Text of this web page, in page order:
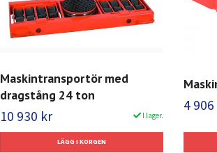
Maskintransportör med
dragstång 24 ton
10 930 kr I lager.
4